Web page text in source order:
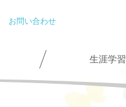
お問い合わせ
生涯学習